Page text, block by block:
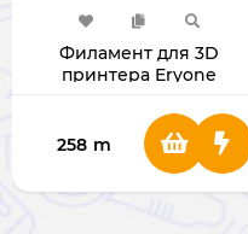
Филамент для 3D
принтера Eryone
258 m